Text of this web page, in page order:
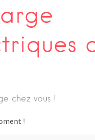
chez vous !
!